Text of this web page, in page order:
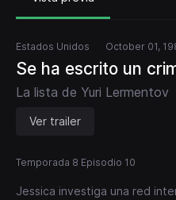
Estados Unidos October 01,
Se ha escrito un
La lista de Yuri Lermentov
Ver trailer
Temporada 8 Episodio 10
Jessica investiga una red